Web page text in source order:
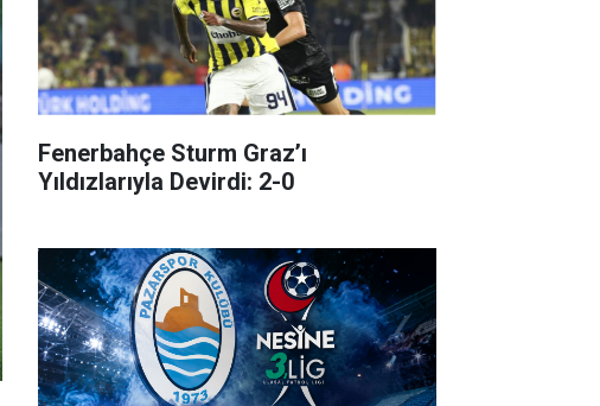
Fenerbahçe Sturm Graz’ı
Yıldızlarıyla Devirdi: 2-0